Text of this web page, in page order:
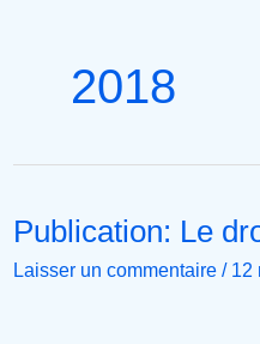
2018
Publication: Le
Laisser un commentaire / 12
Publication:
Le